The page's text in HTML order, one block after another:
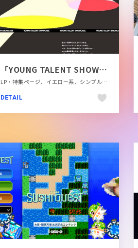
「YOUNG TALENT SHOWCASE こんな若手がいたなんて」
LP・特集ページ、イエロー系、シンプル、デザイン・アート・音楽・文芸、ピンク系、フラットデザイン、ブラック系
DETAIL